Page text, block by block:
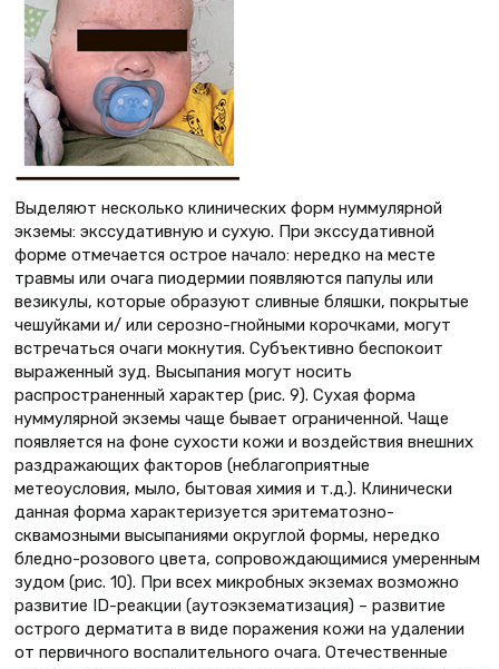
Выделяют несколько клинических форм нуммулярной
экземы: экссудативную и сухую. При экссудативной
форме отмечается острое начало: нередко на месте
травмы или очага пиодермии появляются папулы или
везикулы, которые образуют сливные бляшки, покрытые
чешуйками и/ или серозно-гнойными корочками, могут
встречаться очаги мокнутия. Субъективно беспокоит
выраженный зуд. Высыпания могут носить
распространенный характер (рис. 9). Сухая форма
нуммулярной экземы чаще бывает ограниченной. Чаще
появляется на фоне сухости кожи и воздействия внешних
раздражающих факторов (неблагоприятные
метеоусловия, мыло, бытовая химия и т.д.). Клинически
данная форма характеризуется эритематозно-
сквамозными высыпаниями округлой формы, нередко
бледно-розового цвета, сопровождающимися умеренным
зудом (рис. 10). При всех микробных экземах возможно
развитие ID-реакции (аутоэкзематизация) – развитие
острого дерматита в виде поражения кожи на удалении
от первичного воспалительного очага. Отечественные